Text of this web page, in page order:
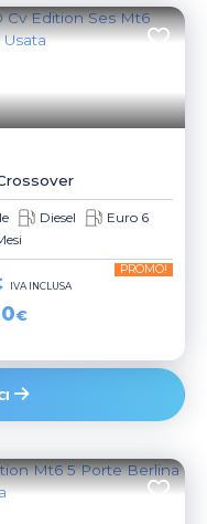
Diesel
Euro 6
PROMO!
IVA INCLUSA
€